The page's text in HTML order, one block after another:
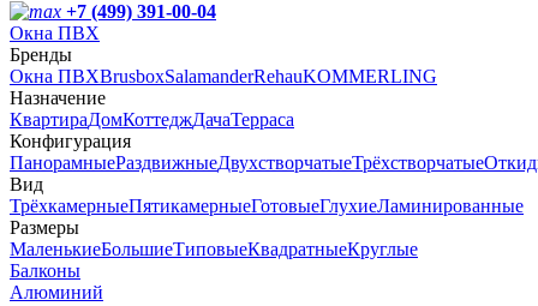
+7 (499) 391-00-04
Окна ПВХ
Бренды
Окна ПВХBrusboxSalamanderRehauKOMMERLING
Назначение
КвартираДомКоттеджДачаТерраса
Конфигурация
ПанорамныеРаздвижныеДвухстворчатыеТрёхстворчатые
Вид
ТрёхкамерныеПятикамерныеГотовыеГлухиеЛаминированные
Размеры
МаленькиеБольшиеТиповыеКвадратныеКруглые
Балконы
Алюминий